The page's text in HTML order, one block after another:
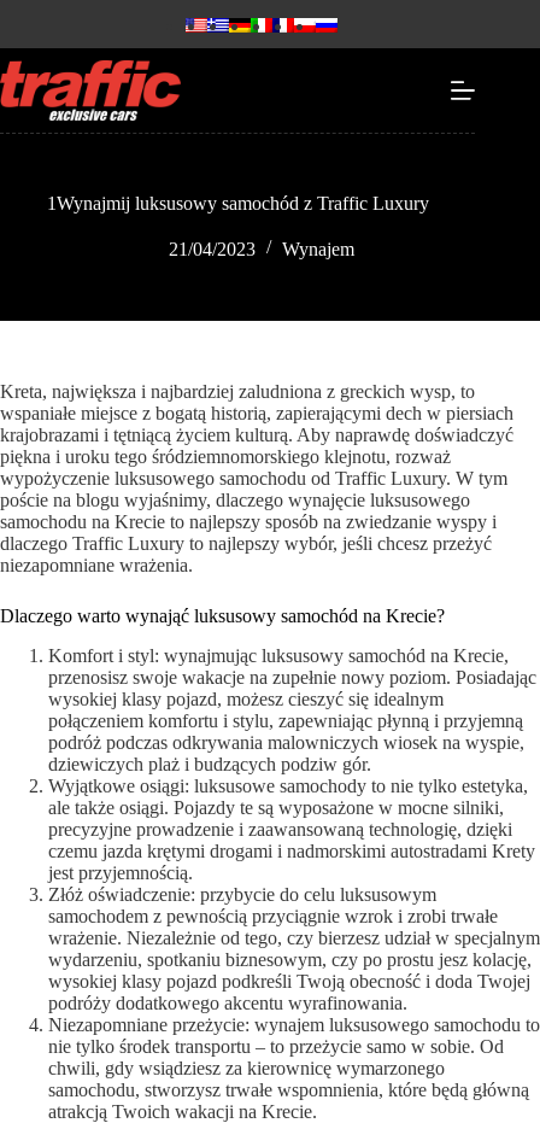
1Wynajmij luksusowy samochód z Traffic Luxury
21/04/2023 Wynajem
Kreta, największa i najbardziej zaludniona z greckich wysp, to
wspaniałe miejsce z bogatą historią, zapierającymi dech w piersiach
krajobrazami i tętniącą życiem kulturą. Aby naprawdę doświadczyć
piękna i uroku tego śródziemnomorskiego klejnotu, rozważ
wypożyczenie luksusowego samochodu od Traffic Luxury. W tym
poście na blogu wyjaśnimy, dlaczego wynajęcie luksusowego
samochodu na Krecie to najlepszy sposób na zwiedzanie wyspy i
dlaczego Traffic Luxury to najlepszy wybór, jeśli chcesz przeżyć
niezapomniane wrażenia.
Dlaczego warto wynająć luksusowy samochód na Krecie?
Komfort i styl: wynajmując luksusowy samochód na Krecie,
przenosisz swoje wakacje na zupełnie nowy poziom. Posiadając
wysokiej klasy pojazd, możesz cieszyć się idealnym
połączeniem komfortu i stylu, zapewniając płynną i przyjemną
podróż podczas odkrywania malowniczych wiosek na wyspie,
dziewiczych plaż i budzących podziw gór.
Wyjątkowe osiągi: luksusowe samochody to nie tylko estetyka,
ale także osiągi. Pojazdy te są wyposażone w mocne silniki,
precyzyjne prowadzenie i zaawansowaną technologię, dzięki
czemu jazda krętymi drogami i nadmorskimi autostradami Krety
jest przyjemnością.
Złóż oświadczenie: przybycie do celu luksusowym
samochodem z pewnością przyciągnie wzrok i zrobi trwałe
wrażenie. Niezależnie od tego, czy bierzesz udział w specjalnym
wydarzeniu, spotkaniu biznesowym, czy po prostu jesz kolację,
wysokiej klasy pojazd podkreśli Twoją obecność i doda Twojej
podróży dodatkowego akcentu wyrafinowania.
Niezapomniane przeżycie: wynajem luksusowego samochodu to
nie tylko środek transportu – to przeżycie samo w sobie. Od
chwili, gdy wsiądziesz za kierownicę wymarzonego
samochodu, stworzysz trwałe wspomnienia, które będą główną
atrakcją Twoich wakacji na Krecie.